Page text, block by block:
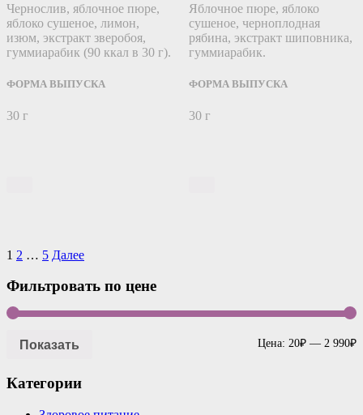
Чернослив, яблочное пюре,
яблоко сушеное, лимон,
изюм, экстракт зверобоя,
гуммиарабик (90 ккал в 30 г).
ФОРМА ВЫПУСКА
30 г
Яблочное пюре, яблоко
сушеное, черноплодная
рябина, экстракт шиповника,
гуммиарабик.
ФОРМА ВЫПУСКА
30 г
Навигация
по
записям
1 2 … 5 Далее
Фильтровать по цене
Показать Цена: 20₽ — 2 990₽
Категории